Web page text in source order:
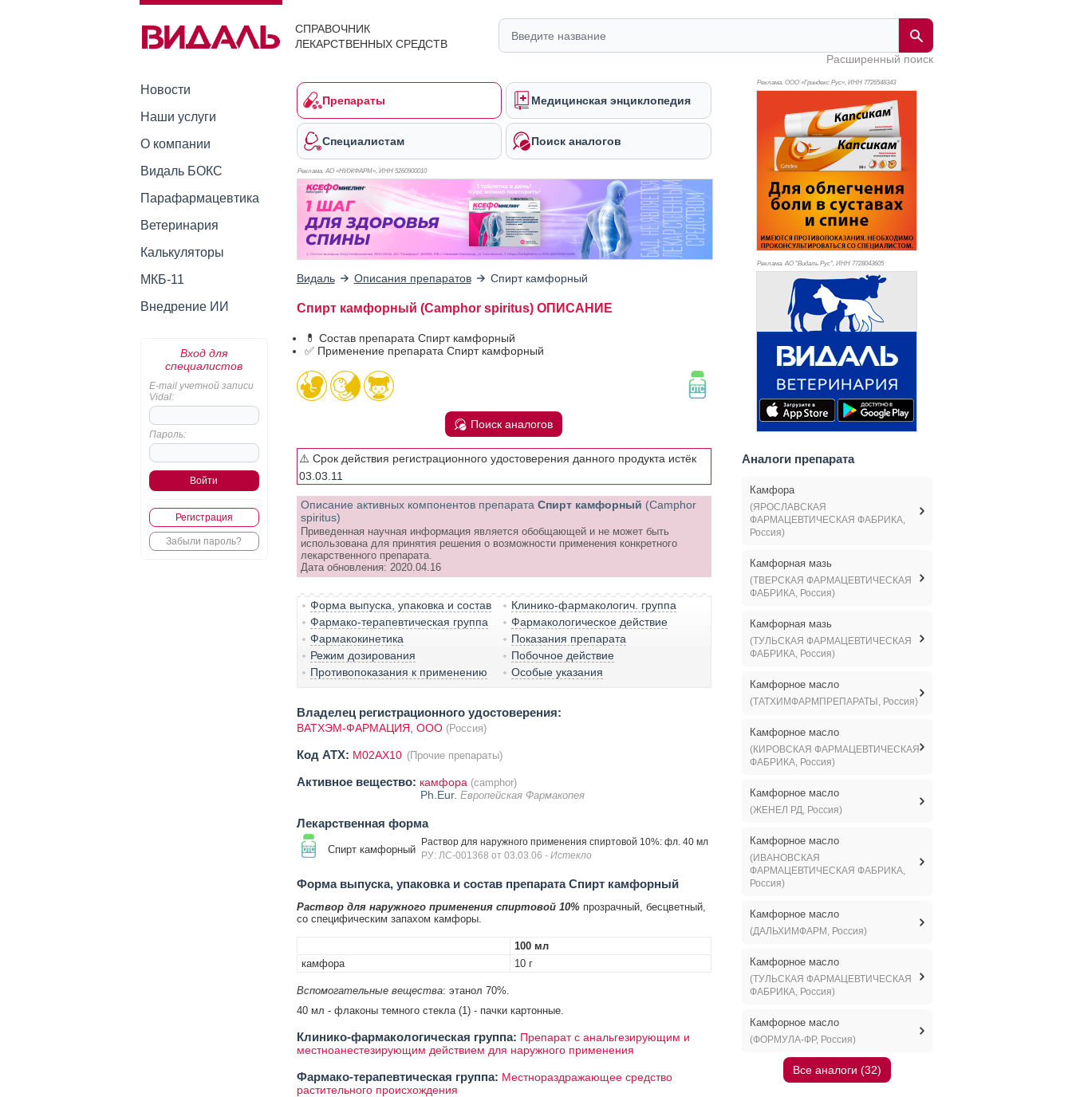
СПРАВОЧНИК
ЛЕКАРСТВЕННЫХ СРЕДСТВ
Расширенный поиск
Новости
Наши услуги
О компании
Видаль БОКС
Парафармацевтика
Ветеринария
Калькуляторы
МКБ-11
Внедрение ИИ
Вход для
специалистов
E-mail учетной записи
Vidal:
Пароль:
Регистрация
Забыли пароль?
Препараты Медицинская энциклопедия
Специалистам Поиск аналогов
Реклама. АО «НИЖФАРМ», ИНН 5260900010
Видаль Описания препаратов Спирт камфорный
Спирт камфорный (Camphor spiritus) ОПИСАНИЕ
💊 Состав препарата Спирт камфорный
✅ Применение препарата Спирт камфорный
Поиск аналогов
⚠️ Срок действия регистрационного удостоверения данного продукта истёк
03.03.11
Описание активных компонентов препарата Спирт камфорный (Camphor
spiritus)
Приведенная научная информация является обобщающей и не может быть
использована для принятия решения о возможности применения конкретного
лекарственного препарата.
Дата обновления: 2020.04.16
Форма выпуска, упаковка и состав
Клинико-фармакологич. группа
Фармако-терапевтическая группа
Фармакологическое действие
Фармакокинетика
Показания препарата
Режим дозирования
Побочное действие
Противопоказания к применению
Особые указания
Владелец регистрационного удостоверения:
ВАТХЭМ-ФАРМАЦИЯ, ООО (Россия)
Код ATX: M02AX10 (Прочие препараты)
Активное вещество: камфора (camphor)
Ph.Eur. Европейская Фармакопея
Лекарственная форма
Спирт камфорный
Раствор для наружного применения спиртовой 10%: фл. 40 мл
РУ: ЛС-001368 от 03.03.06 - Истекло
Форма выпуска, упаковка и состав препарата Спирт камфорный
Раствор для наружного применения спиртовой 10%прозрачный, бесцветный,
со специфическим запахом камфоры.
100 мл
камфора
10 г
Вспомогательные вещества: этанол 70%.
40 мл - флаконы темного стекла (1) - пачки картонные.
Клинико-фармакологическая группа: Препарат с анальгезирующим и
местноанестезирующим действием для наружного применения
Фармако-терапевтическая группа: Местнораздражающее средство
растительного происхождения
Реклама. ООО «Гриндекс Рус», ИНН 7726548343
Реклама. АО "Видаль Рус", ИНН 7728043605
Аналоги препарата
Камфора
(ЯРОСЛАВСКАЯ
ФАРМАЦЕВТИЧЕСКАЯ ФАБРИКА,
Россия)
Камфорная мазь
(ТВЕРСКАЯ ФАРМАЦЕВТИЧЕСКАЯ
ФАБРИКА, Россия)
Камфорная мазь
(ТУЛЬСКАЯ ФАРМАЦЕВТИЧЕСКАЯ
ФАБРИКА, Россия)
Камфорное масло
(ТАТХИМФАРМПРЕПАРАТЫ, Россия)
Камфорное масло
(КИРОВСКАЯ ФАРМАЦЕВТИЧЕСКАЯ
ФАБРИКА, Россия)
Камфорное масло
(ЖЕНЕЛ РД, Россия)
Камфорное масло
(ИВАНОВСКАЯ
ФАРМАЦЕВТИЧЕСКАЯ ФАБРИКА,
Россия)
Камфорное масло
(ДАЛЬХИМФАРМ, Россия)
Камфорное масло
(ТУЛЬСКАЯ ФАРМАЦЕВТИЧЕСКАЯ
ФАБРИКА, Россия)
Камфорное масло
(ФОРМУЛА-ФР, Россия)
Все аналоги (32)